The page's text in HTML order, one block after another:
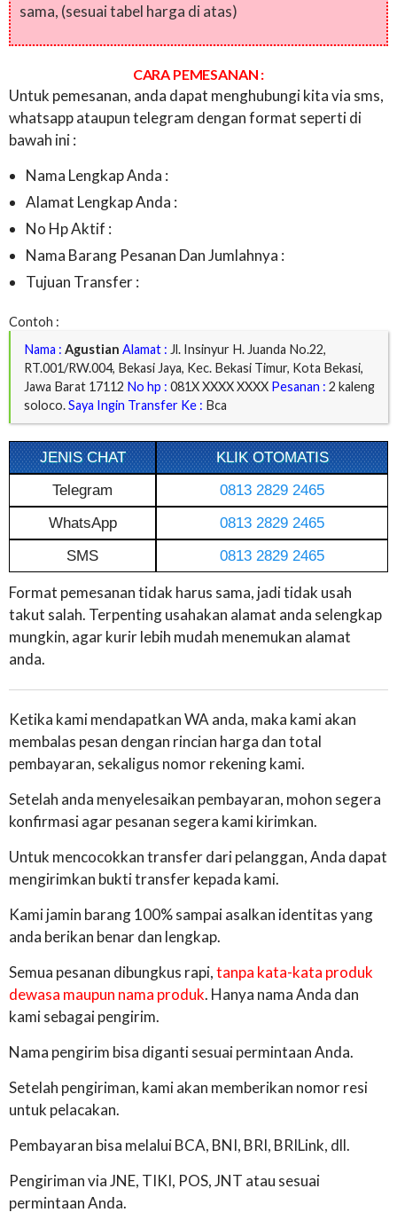
sama, (sesuai tabel harga di atas)
CARA PEMESANAN :
Untuk pemesanan, anda dapat menghubungi kita via sms,
whatsapp ataupun telegram dengan format seperti di
bawah ini :
Nama Lengkap Anda :
Alamat Lengkap Anda :
No Hp Aktif :
Nama Barang Pesanan Dan Jumlahnya :
Tujuan Transfer :
Contoh :
Nama : Agustian Alamat : Jl. Insinyur H. Juanda No.22,
RT.001/RW.004, Bekasi Jaya, Kec. Bekasi Timur, Kota Bekasi,
Jawa Barat 17112 No hp : 081X XXXX XXXX Pesanan : 2 kaleng
soloco.Saya Ingin Transfer Ke : Bca
JENIS CHAT
KLIK OTOMATIS
Telegram
0813 2829 2465
WhatsApp
0813 2829 2465
SMS
0813 2829 2465
Format pemesanan tidak harus sama, jadi tidak usah
takut salah. Terpenting usahakan alamat anda selengkap
mungkin, agar kurir lebih mudah menemukan alamat
anda.
Ketika kami mendapatkan WA anda, maka kami akan
membalas pesan dengan rincian harga dan total
pembayaran, sekaligus nomor rekening kami.
Setelah anda menyelesaikan pembayaran, mohon segera
konfirmasi agar pesanan segera kami kirimkan.
Untuk mencocokkan transfer dari pelanggan, Anda dapat
mengirimkan bukti transfer kepada kami.
Kami jamin barang 100% sampai asalkan identitas yang
anda berikan benar dan lengkap.
Semua pesanan dibungkus rapi,tanpa kata-kata produk
dewasa maupun nama produk. Hanya nama Anda dan
kami sebagai pengirim.
Nama pengirim bisa diganti sesuai permintaan Anda.
Setelah pengiriman, kami akan memberikan nomor resi
untuk pelacakan.
Pembayaran bisa melalui BCA, BNI, BRI, BRILink, dll.
Pengiriman via JNE, TIKI, POS, JNT atau sesuai
permintaan Anda.